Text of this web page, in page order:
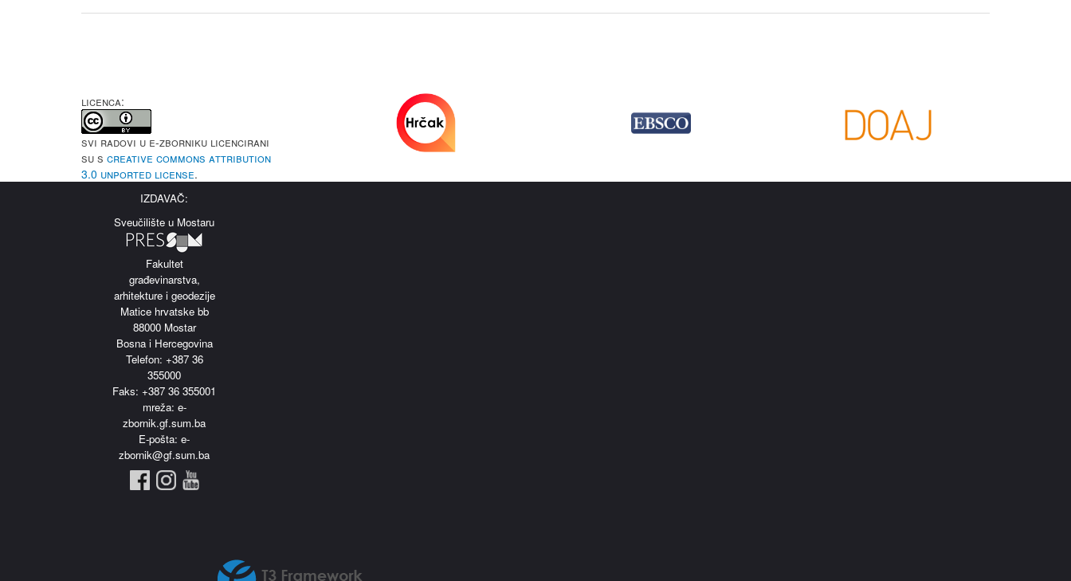
LICENCA:
Svi radovi u e-Zborniku licencirani
su s Creative Commons Attribution
3.0 Unported License.
IZDAVAČ:
Sveučilište u Mostaru
Fakultet
građevinarstva,
arhitekture i geodezije
Matice hrvatske bb
88000 Mostar
Bosna i Hercegovina
Telefon: +387 36
355000
Faks: +387 36 355001
mreža: e-
zbornik.gf.sum.ba
E-pošta: e-
zbornik@gf.sum.ba